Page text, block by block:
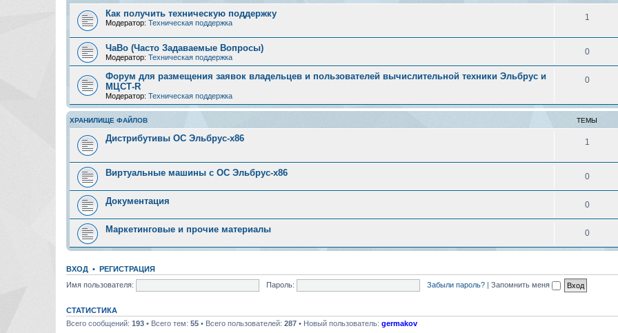
Как получить техническую поддержку
Модератор: Техническая поддержка
1
ЧаВо (Часто Задаваемые Вопросы)
Модератор: Техническая поддержка
0
Форум для размещения заявок владельцев и пользователей вычислительной техники Эльбрус и
МЦСТ-R
Модератор: Техническая поддержка
0
ХРАНИЛИЩЕ ФАЙЛОВ ТЕМЫ
Дистрибутивы ОС Эльбрус-x86 1
Виртуальные машины с ОС Эльбрус-x86 0
Документация 0
Маркетинговые и прочие материалы 0
ВХОД • РЕГИСТРАЦИЯ
Имя пользователя:
Пароль: Забыли пароль? | Запомнить меня
СТАТИСТИКА
Всего сообщений: 193 • Всего тем: 55 • Всего пользователей: 287 • Новый пользователь: germakov